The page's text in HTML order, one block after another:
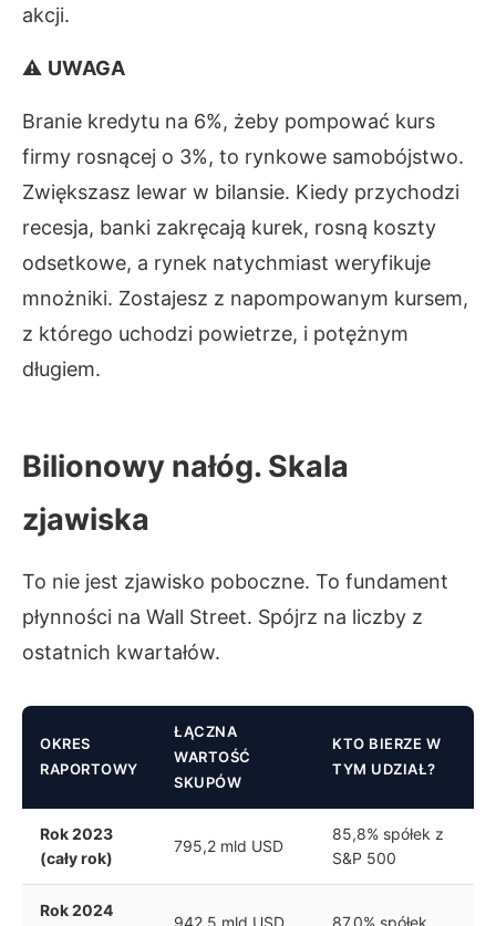
akcji.
⚠ UWAGA
Branie kredytu na 6%, żeby pompować kurs
firmy rosnącej o 3%, to rynkowe samobójstwo.
Zwiększasz lewar w bilansie. Kiedy przychodzi
recesja, banki zakręcają kurek, rosną koszty
odsetkowe, a rynek natychmiast weryfikuje
mnożniki. Zostajesz z napompowanym kursem,
z którego uchodzi powietrze, i potężnym
długiem.
Bilionowy nałóg. Skala
zjawiska
To nie jest zjawisko poboczne. To fundament
płynności na Wall Street. Spójrz na liczby z
ostatnich kwartałów.
OKRES
RAPORTOWY
ŁĄCZNA
WARTOŚĆ
SKUPÓW
KTO BIERZE W
TYM UDZIAŁ?
Rok 2023
(cały rok)
795,2 mld USD
85,8% spółek z
S&P 500
Rok 2024
942,5 mld USD 87,0% spółek